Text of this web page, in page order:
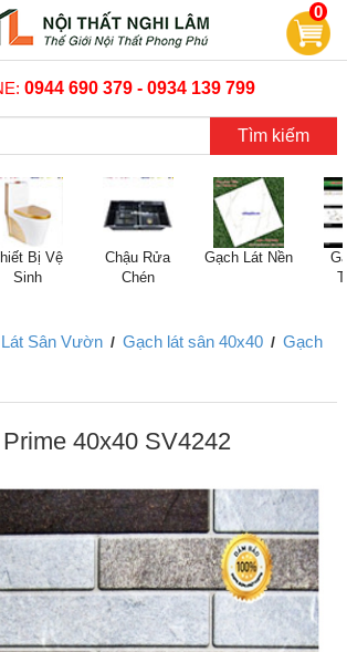
0
0944 690 379 - 0934 139 799
Tìm kiếm
Bị Vệ
Sinh
Chậu Rửa
Chén
Gạch Lát Nền
Sân Vườn / Gạch lát sân 40x40 / Gạch
40x40 SV4242